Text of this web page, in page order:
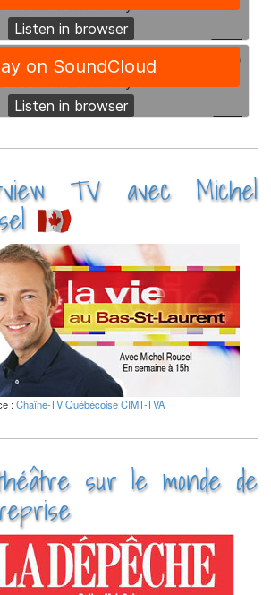
TV avec Michel
:Chaîne-TV Québécoise CIMT-TVA
sur le monde de